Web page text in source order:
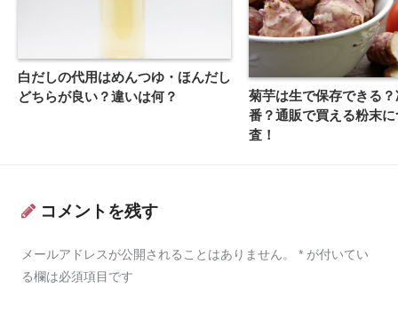
白だしの代用はめんつゆ・ほんだし
どちらが良い？違いは何？
菊芋は生で保存できる
番？通販で買える粉末
査！
コメントを残す
メールアドレスが公開されることはありません。 * が付いてい
る欄は必須項目です